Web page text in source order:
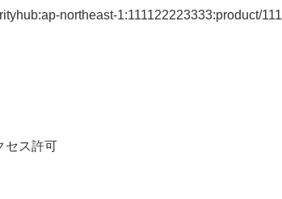
northeast-1:111122223333:product/
セス許可